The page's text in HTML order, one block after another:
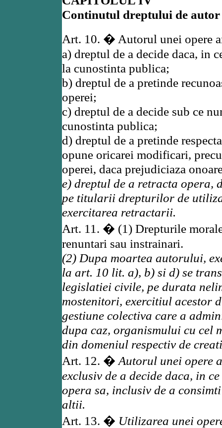
Continutul dreptului de autor
Art. 10. � Autorul unei opere
a) dreptul de a decide daca, in
la cunostinta publica;
b) dreptul de a pretinde
operei;
c) dreptul de a decide sub ce
cunostinta publica;
d) dreptul de a pretinde
opune oricarei modificari,
operei, daca prejudiciaza
e) dreptul de a retracta opera,
pe titularii drepturilor de
exercitarea retractarii.
Art. 11. � (1) Drepturile
renuntari sau instrainari.
(2) Dupa moartea autorului,
la art. 10 lit. a), b) si d) se
legislatiei civile, pe durata
mostenitori, exercitiul acestor
gestiune colectiva care a
dupa caz, organismului cu cel
din domeniul respectiv de
Art. 12. � Autorul unei opere
exclusiv de a decide daca, in
opera sa, inclusiv de a
altii.
Art. 13. � Utilizarea unei